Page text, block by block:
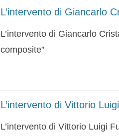
L’intervento di Giancarlo
L’intervento di Giancarlo
composite”
L’intervento di Vittorio
L’intervento di Vittorio Luigi